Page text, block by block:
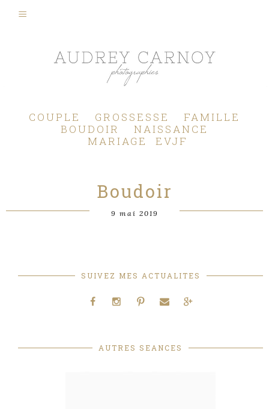
COUPLE GROSSESSE
FAMILLE
BOUDOIR
NAISSANCE
MARIAGE
EVJF
Boudoir
9 mai 2019
SUIVEZ MES ACTUALITES
AUTRES SEANCES